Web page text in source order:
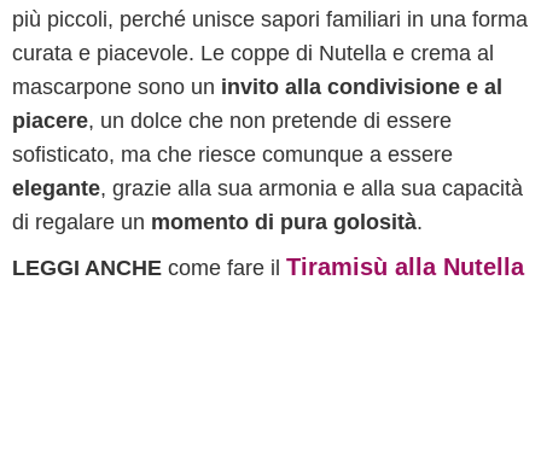
più piccoli, perché unisce sapori familiari in una forma
curata e piacevole. Le coppe di Nutella e crema al
mascarpone sono un invito alla condivisione e al
piacere, un dolce che non pretende di essere
sofisticato, ma che riesce comunque a essere
elegante, grazie alla sua armonia e alla sua capacità
di regalare un momento di pura golosità.
LEGGI ANCHE come fare il Tiramisù alla Nutella